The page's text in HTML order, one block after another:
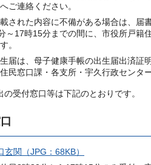
ご連絡ください。
された内容に不備がある場合は、届
～17時15分までの間に、市役所戸籍
。
届は、母子健康手帳の出生届出済
民窓口課・各支所・宇久行政センタ
受付窓口等は下記のとおりです。
関（JPG：68KB）